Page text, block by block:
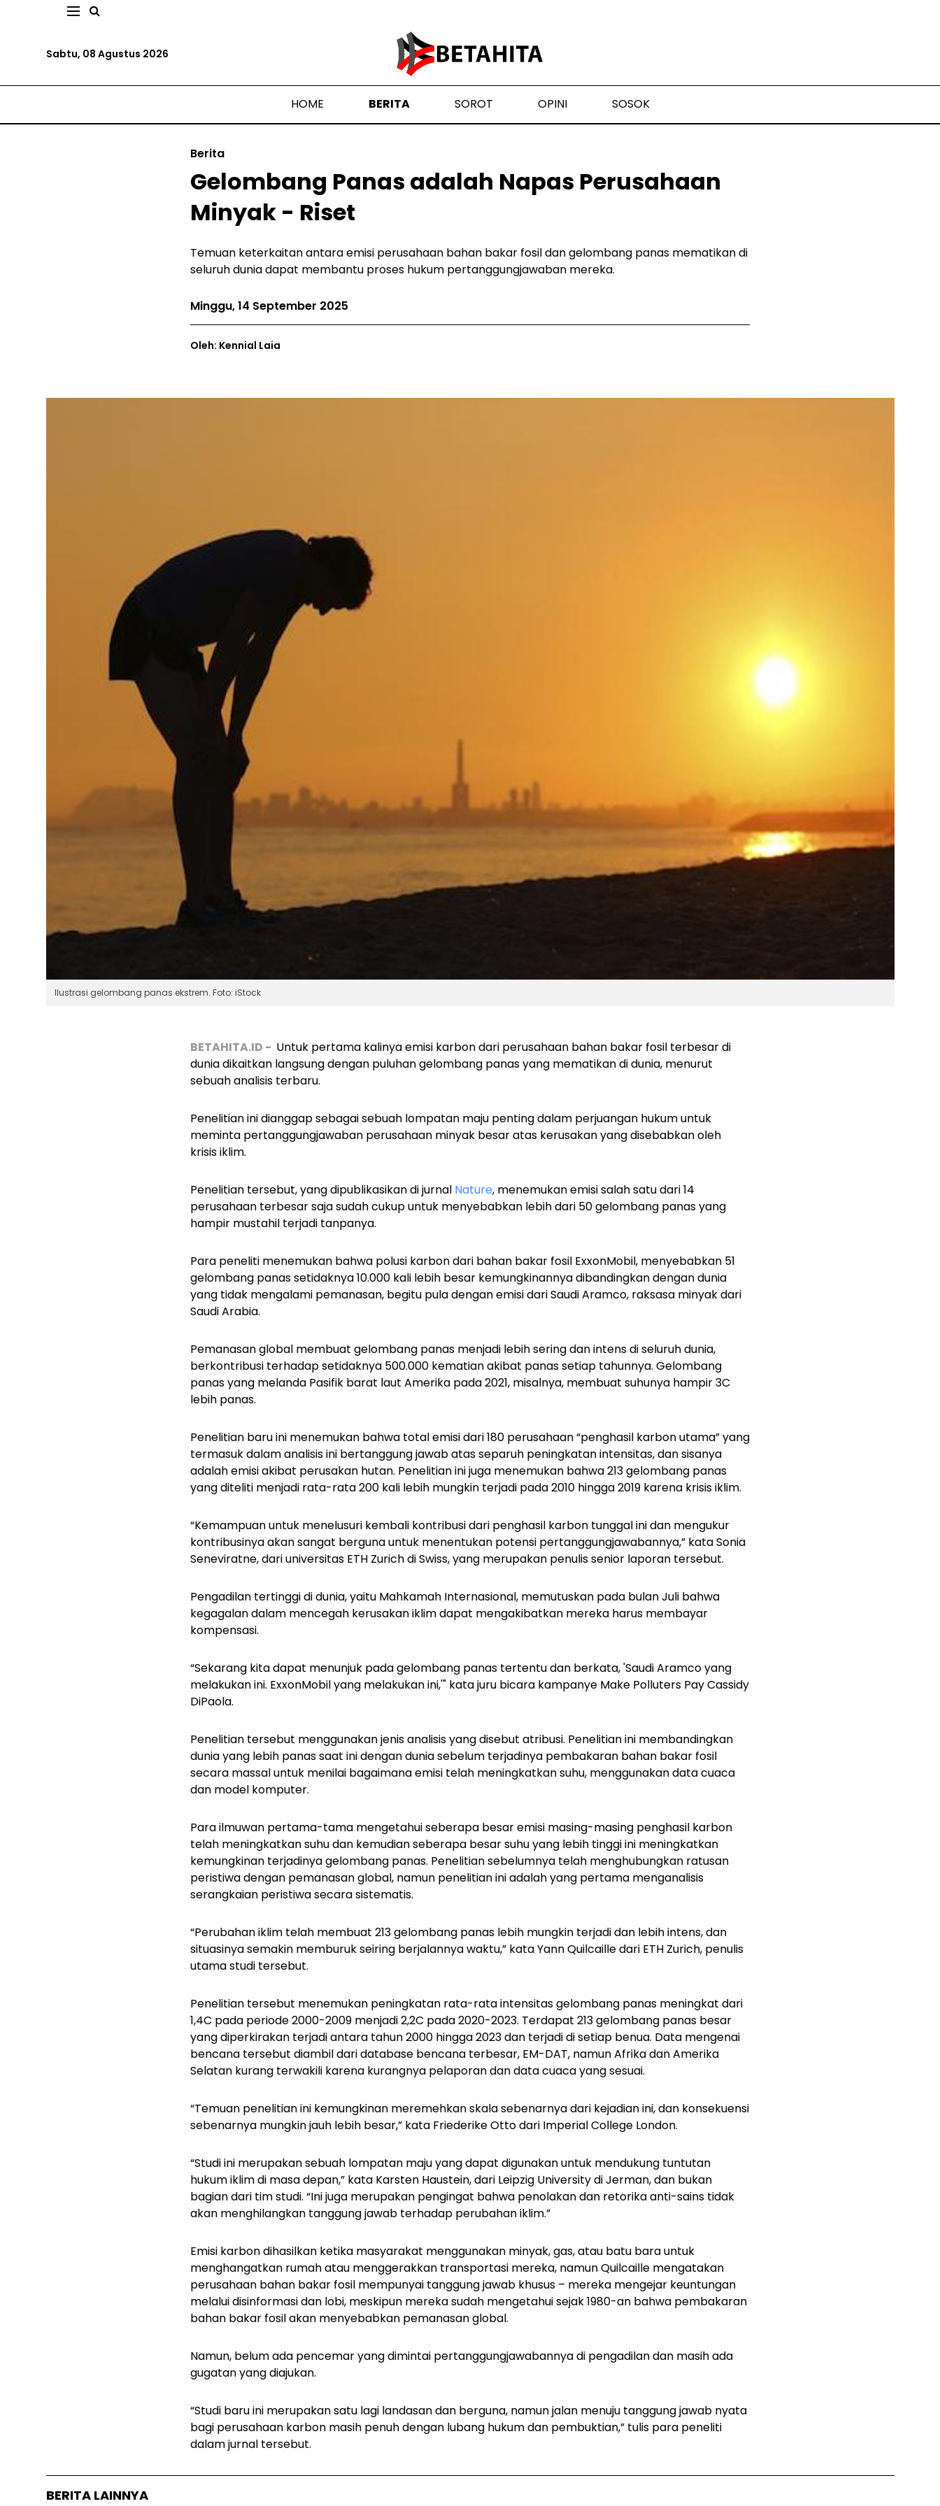
Sabtu, 08 Agustus 2026
HOME BERITA SOROT OPINI SOSOK
Berita
Gelombang Panas adalah Napas Perusahaan
Minyak - Riset
Temuan keterkaitan antara emisi perusahaan bahan bakar fosil dan gelombang panas mematikan di
seluruh dunia dapat membantu proses hukum pertanggungjawaban mereka.
Minggu, 14 September 2025
Oleh: Kennial Laia
Ilustrasi gelombang panas ekstrem. Foto: iStock
BETAHITA.ID - Untuk pertama kalinya emisi karbon dari perusahaan bahan bakar fosil terbesar di
dunia dikaitkan langsung dengan puluhan gelombang panas yang mematikan di dunia, menurut
sebuah analisis terbaru.
Penelitian ini dianggap sebagai sebuah lompatan maju penting dalam perjuangan hukum untuk
meminta pertanggungjawaban perusahaan minyak besar atas kerusakan yang disebabkan oleh
krisis iklim.
Penelitian tersebut, yang dipublikasikan di jurnal Nature, menemukan emisi salah satu dari 14
perusahaan terbesar saja sudah cukup untuk menyebabkan lebih dari 50 gelombang panas yang
hampir mustahil terjadi tanpanya.
Para peneliti menemukan bahwa polusi karbon dari bahan bakar fosil ExxonMobil, menyebabkan 51
gelombang panas setidaknya 10.000 kali lebih besar kemungkinannya dibandingkan dengan dunia
yang tidak mengalami pemanasan, begitu pula dengan emisi dari Saudi Aramco, raksasa minyak dari
Saudi Arabia.
Pemanasan global membuat gelombang panas menjadi lebih sering dan intens di seluruh dunia,
berkontribusi terhadap setidaknya 500.000 kematian akibat panas setiap tahunnya. Gelombang
panas yang melanda Pasifik barat laut Amerika pada 2021, misalnya, membuat suhunya hampir 3C
lebih panas.
Penelitian baru ini menemukan bahwa total emisi dari 180 perusahaan “penghasil karbon utama” yang
termasuk dalam analisis ini bertanggung jawab atas separuh peningkatan intensitas, dan sisanya
adalah emisi akibat perusakan hutan. Penelitian ini juga menemukan bahwa 213 gelombang panas
yang diteliti menjadi rata-rata 200 kali lebih mungkin terjadi pada 2010 hingga 2019 karena krisis iklim.
“Kemampuan untuk menelusuri kembali kontribusi dari penghasil karbon tunggal ini dan mengukur
kontribusinya akan sangat berguna untuk menentukan potensi pertanggungjawabannya,” kata Sonia
Seneviratne, dari universitas ETH Zurich di Swiss, yang merupakan penulis senior laporan tersebut.
Pengadilan tertinggi di dunia, yaitu Mahkamah Internasional, memutuskan pada bulan Juli bahwa
kegagalan dalam mencegah kerusakan iklim dapat mengakibatkan mereka harus membayar
kompensasi.
“Sekarang kita dapat menunjuk pada gelombang panas tertentu dan berkata, 'Saudi Aramco yang
melakukan ini. ExxonMobil yang melakukan ini,'" kata juru bicara kampanye Make Polluters Pay Cassidy
DiPaola.
Penelitian tersebut menggunakan jenis analisis yang disebut atribusi. Penelitian ini membandingkan
dunia yang lebih panas saat ini dengan dunia sebelum terjadinya pembakaran bahan bakar fosil
secara massal untuk menilai bagaimana emisi telah meningkatkan suhu, menggunakan data cuaca
dan model komputer.
Para ilmuwan pertama-tama mengetahui seberapa besar emisi masing-masing penghasil karbon
telah meningkatkan suhu dan kemudian seberapa besar suhu yang lebih tinggi ini meningkatkan
kemungkinan terjadinya gelombang panas. Penelitian sebelumnya telah menghubungkan ratusan
peristiwa dengan pemanasan global, namun penelitian ini adalah yang pertama menganalisis
serangkaian peristiwa secara sistematis.
“Perubahan iklim telah membuat 213 gelombang panas lebih mungkin terjadi dan lebih intens, dan
situasinya semakin memburuk seiring berjalannya waktu,” kata Yann Quilcaille dari ETH Zurich, penulis
utama studi tersebut.
Penelitian tersebut menemukan peningkatan rata-rata intensitas gelombang panas meningkat dari
1,4C pada periode 2000-2009 menjadi 2,2C pada 2020-2023. Terdapat 213 gelombang panas besar
yang diperkirakan terjadi antara tahun 2000 hingga 2023 dan terjadi di setiap benua. Data mengenai
bencana tersebut diambil dari database bencana terbesar, EM-DAT, namun Afrika dan Amerika
Selatan kurang terwakili karena kurangnya pelaporan dan data cuaca yang sesuai.
“Temuan penelitian ini kemungkinan meremehkan skala sebenarnya dari kejadian ini, dan konsekuensi
sebenarnya mungkin jauh lebih besar,” kata Friederike Otto dari Imperial College London.
“Studi ini merupakan sebuah lompatan maju yang dapat digunakan untuk mendukung tuntutan
hukum iklim di masa depan,” kata Karsten Haustein, dari Leipzig University di Jerman, dan bukan
bagian dari tim studi. “Ini juga merupakan pengingat bahwa penolakan dan retorika anti-sains tidak
akan menghilangkan tanggung jawab terhadap perubahan iklim.”
Emisi karbon dihasilkan ketika masyarakat menggunakan minyak, gas, atau batu bara untuk
menghangatkan rumah atau menggerakkan transportasi mereka, namun Quilcaille mengatakan
perusahaan bahan bakar fosil mempunyai tanggung jawab khusus – mereka mengejar keuntungan
melalui disinformasi dan lobi, meskipun mereka sudah mengetahui sejak 1980-an bahwa pembakaran
bahan bakar fosil akan menyebabkan pemanasan global.
Namun, belum ada pencemar yang dimintai pertanggungjawabannya di pengadilan dan masih ada
gugatan yang diajukan.
“Studi baru ini merupakan satu lagi landasan dan berguna, namun jalan menuju tanggung jawab nyata
bagi perusahaan karbon masih penuh dengan lubang hukum dan pembuktian,” tulis para peneliti
dalam jurnal tersebut.
BERITA LAINNYA